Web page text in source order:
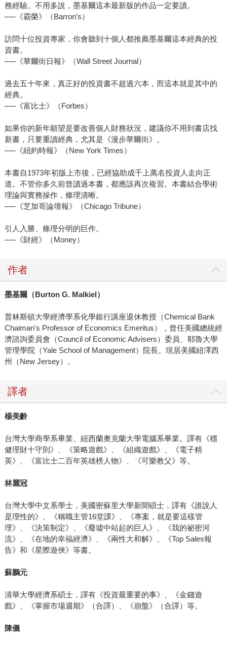
務經驗。不用多說，墨基爾這本最新版的作品一定要讀。
──《霸榮》（Barron’s）
訪問十位投資專家，你會聽到十個人都推薦墨基爾這本經典的投
資書。
──《華爾街日報》（Wall Street Journal）
過去五十年來，真正好的投資書不超過六本，而這本就是其中的
經典。
──《富比士》（Forbes）
如果你的新年願望是要改善個人財務狀況，建議你不用到書店找
新書，只要重讀經典，尤其是《漫步華爾街》。
──《紐約時報》（New York Times）
本書自1973年初版上市後，已經協助成千上萬名投資人走向正
道。不管你多久前曾讀過本書，都應該再次複習。本書結合學術
理論與實務操作，條理清晰。
──《芝加哥論壇報》（Chicago Tribune）
引人入勝、條理分明的巨作。
──《財經》（Money）
作者
墨基爾（Burton G. Malkiel）
普林斯頓大學經濟學系化學銀行講座退休教授（Chemical Bank
Chaiman's Professor of Economics Emeritus），曾任美國總統經
濟諮詢委員會（Council of Economic Advisers）委員、耶魯大學
管理學院（Yale School of Management）院長。現居美國紐澤西
州（New Jersey）。
譯者
楊美齡
台灣大學商學系畢業、紐西蘭奧克蘭大學電腦系畢業。譯有《穩
健理財十守則》、《策略遊戲》、《組織遊戲》、《電子精
英》、《富比士二百年英雄榜人物》、《可樂教父》等。
林麗冠
台灣大學中文系學士，美國密蘇里大學新聞碩士，譯有《誰說人
是理性的》、《稱職主管16堂課》、《專案，就是要這樣管
理》、《決策制定》、《廢墟中站起的巨人》、《我的祕密河
流》、《在地的幸福經濟》、《兩性大和解》、《Top Sales報
告》和《星際遊俠》等書。
蘇鵬元
清華大學經濟系碩士，譯有《投資最重要的事》、《金錢遊
戲》、《掌握市場週期》（合譯）、《崩盤》（合譯）等。
陳儀